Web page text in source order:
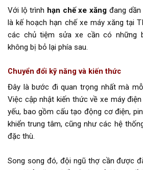
Với lộ trình hạn chế xe xăng đang
là kế hoạch hạn chế xe máy xăng tại
các chủ tiệm sửa xe cần có những
không bị bỏ lại phía sau.
Chuyển đổi kỹ năng và kiến thức
Đây là bước đi quan trọng nhất mà
Việc cập nhật kiến thức về xe máy
yếu, bao gồm cấu tạo động cơ điện,
khiển trung tâm, cũng như các hệ
đặc thù.
Song song đó, đội ngũ thợ cần được